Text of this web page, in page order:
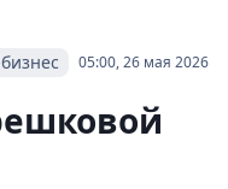
05:00, 26 мая 2026